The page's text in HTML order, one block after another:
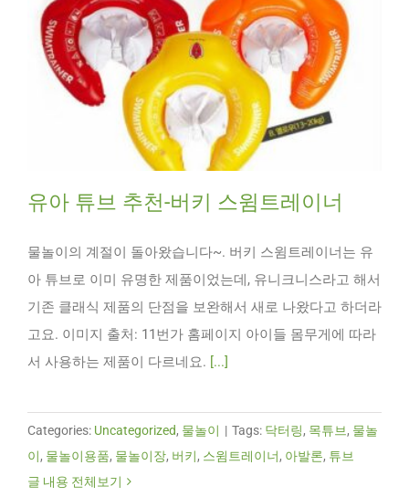
유아 튜브 추천-버키 스윔트레이너
물놀이의 계절이 돌아왔습니다~. 버키 스윔트레이너는 유
아 튜브로 이미 유명한 제품이었는데, 유니크니스라고 해서
기존 클래식 제품의 단점을 보완해서 새로 나왔다고 하더라
고요. 이미지 출처: 11번가 홈페이지 아이들 몸무게에 따라
서 사용하는 제품이 다르네요. [...]
Categories: Uncategorized, 물놀이 | Tags: 닥터링, 목튜브, 물놀
이, 물놀이용품, 물놀이장, 버키, 스윔트레이너, 아발론, 튜브
글 내용 전체보기